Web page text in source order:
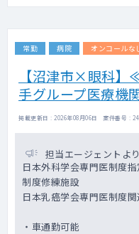
※育
◇ 給与・待遇
せ
◇ 住宅補助 単
※持
常勤 病院 オンコールな
【沼津市×眼科
手グループ医療機
掲載更新日 : 2026年08月06日 案件番号 :
担当エージェントより
日本外科学会専門医制度
制度修練施設
日本乳癌学会専門医制度
・車通勤可能